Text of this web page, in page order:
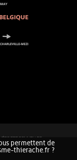
PERSONNELLES
permettent de
thierache.fr ?